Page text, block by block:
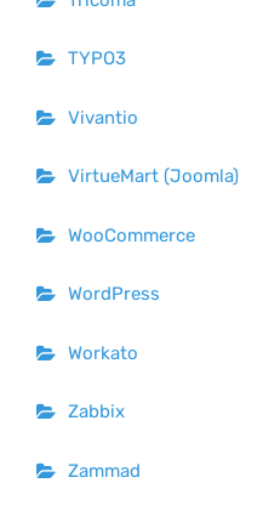
TYPO3
Vivantio
VirtueMart (Joomla)
WooCommerce
WordPress
Workato
Zabbix
Zammad